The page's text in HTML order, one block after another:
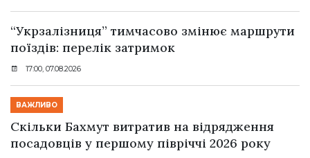
“Укрзалізниця” тимчасово змінює маршрути
поїздів: перелік затримок
17:00, 07.08.2026
ВАЖЛИВО
Скільки Бахмут витратив на відрядження
посадовців у першому півріччі 2026 року